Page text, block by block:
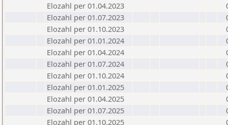
Elozahl per 01.04.2023
Elozahl per 01.07.2023
Elozahl per 01.10.2023
Elozahl per 01.01.2024
Elozahl per 01.04.2024
Elozahl per 01.07.2024
Elozahl per 01.10.2024
Elozahl per 01.01.2025
Elozahl per 01.04.2025
Elozahl per 01.07.2025
Elozahl per 01.10.2025